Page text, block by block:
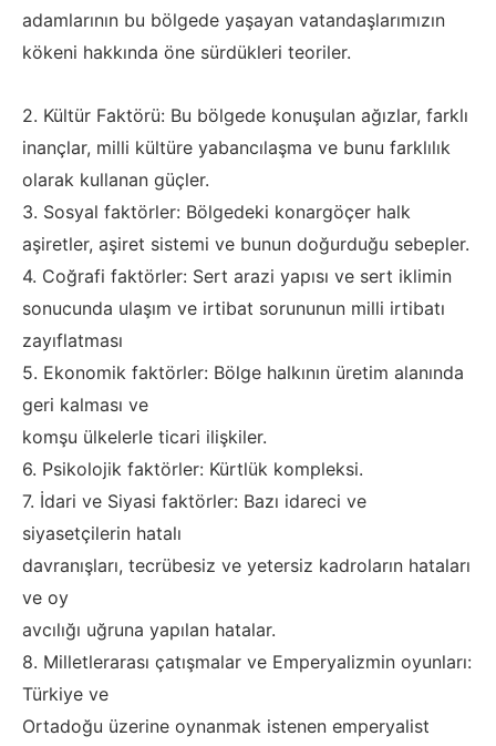
adamlarının bu bölgede yaşayan vatandaşlarımızın
kökeni hakkında öne sürdükleri teoriler.
2. Kültür Faktörü: Bu bölgede konuşulan ağızlar, farklı
inançlar, milli kültüre yabancılaşma ve bunu farklılık
olarak kullanan güçler.
3. Sosyal faktörler: Bölgedeki konargöçer halk
aşiretler, aşiret sistemi ve bunun doğurduğu sebepler.
4. Coğrafi faktörler: Sert arazi yapısı ve sert iklimin
sonucunda ulaşım ve irtibat sorununun milli irtibatı
zayıflatması
5. Ekonomik faktörler: Bölge halkının üretim alanında
geri kalması ve
komşu ülkelerle ticari ilişkiler.
6. Psikolojik faktörler: Kürtlük kompleksi.
7. İdari ve Siyasi faktörler: Bazı idareci ve
siyasetçilerin hatalı
davranışları, tecrübesiz ve yetersiz kadroların hataları
ve oy
avcılığı uğruna yapılan hatalar.
8. Milletlerarası çatışmalar ve Emperyalizmin oyunları:
Türkiye ve
Ortadoğu üzerine oynanmak istenen emperyalist